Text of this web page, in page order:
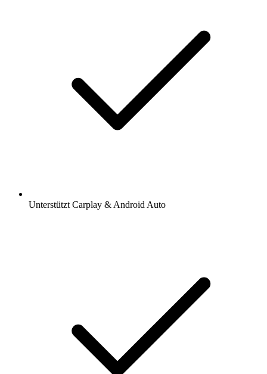
Unterstützt Carplay & Android Auto